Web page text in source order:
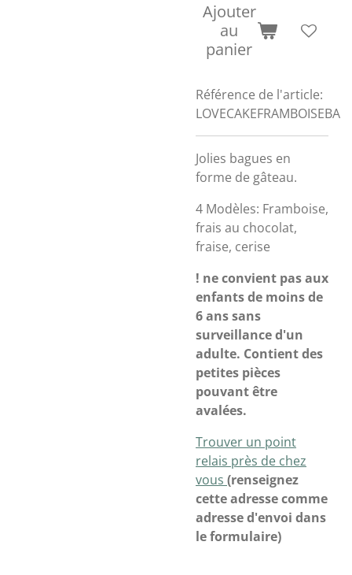
Ajouter
au
panier
Référence de l'article:
LOVECAKEFRAMBOISEBA
Jolies bagues en
forme de gâteau.
4 Modèles: Framboise,
frais au chocolat,
fraise, cerise
! ne convient pas aux
enfants de moins de
6 ans sans
surveillance d'un
adulte. Contient des
petites pièces
pouvant être
avalées.
Trouver un point
relais près de chez
vous (renseignez
cette adresse comme
adresse d'envoi dans
le formulaire)